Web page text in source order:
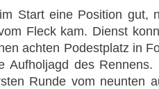
Start eine Position gut,
Fleck kam. Dienst
achten Podestplatz in
Aufholjagd des Rennens.
Runde vom neunten